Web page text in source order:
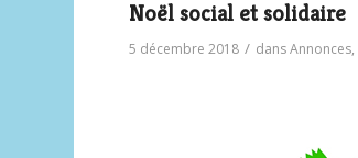
Noël social et solidaire
5 décembre 2018 / dansAnnonces,